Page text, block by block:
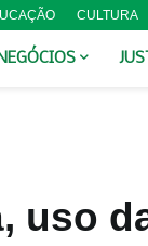
CULTURA
uso